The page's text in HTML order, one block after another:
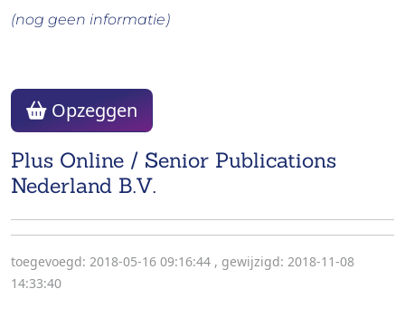
(nog geen informatie)
Plus Online / Senior Publications
Nederland B.V.
Opzeggen
toegevoegd: 2018-05-16 09:16:44 , gewijzigd: 2018-11-08
14:33:40